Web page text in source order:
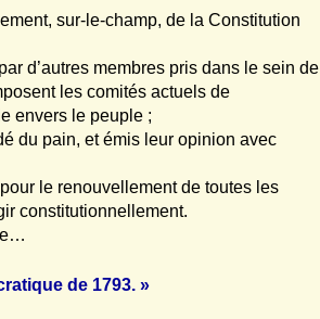
sur-le-champ, de la Constitution
d’autres membres pris dans le sein de
les comités actuels de
envers le peuple ;
du pain, et émis leur opinion avec
le renouvellement de toutes les
constitutionnellement.
de 1793. »